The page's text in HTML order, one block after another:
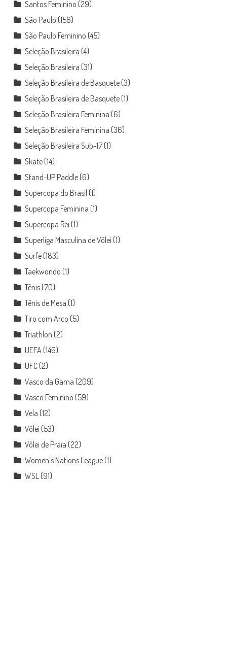
Santos Feminino (29)
São Paulo (156)
São Paulo Feminino (45)
Seleção Brasileira (4)
Seleção Brasileira (31)
Seleção Brasileira de Basquete(3)
Seleção Brasileira de Basquete(1)
Seleção Brasileira Feminina (6)
Seleção Brasileira Feminina (36)
Seleção Brasileira Sub-17(1)
Skate(14)
Stand-UP Paddle(6)
Supercopa do Brasil (1)
Supercopa Feminina (1)
Supercopa Rei (1)
Superliga Masculina de Vôlei (1)
Surfe(183)
Taekwondo (1)
Tênis(70)
Tênis de Mesa (1)
Tiro com Arco (5)
Triathlon (2)
UEFA (146)
UFC(2)
Vasco da Gama (209)
Vasco Feminino (59)
Vela (12)
Vôlei (53)
Vôlei de Praia (22)
Women's Nations League(1)
WSL (91)